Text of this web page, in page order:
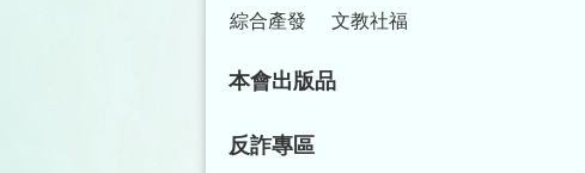
綜合產發 文教社福
本會出版品
反詐專區